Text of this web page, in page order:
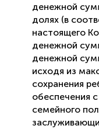
денежной
долях (в
настоящего
денежной
денежной
исходя из
сохранения
обеспечения
семейного